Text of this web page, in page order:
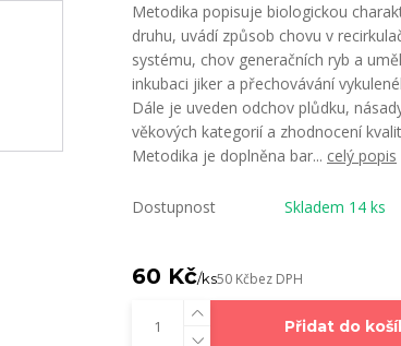
Metodika popisuje biologickou
druhu, uvádí způsob chovu v
systému, chov generačních ryb a
inkubaci jiker a přechovávání
Dále je uveden odchov plůdku,
věkových kategorií a zhodnocení
Metodika je doplněna bar... celý popis
Dostupnost Skladem 14 ks
60 Kč/ks50 Kčbez DPH
Přidat do